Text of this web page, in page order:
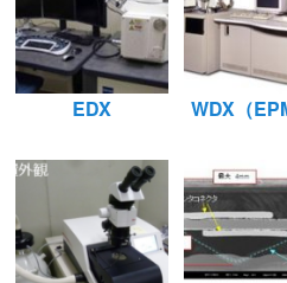
EDX WDX（